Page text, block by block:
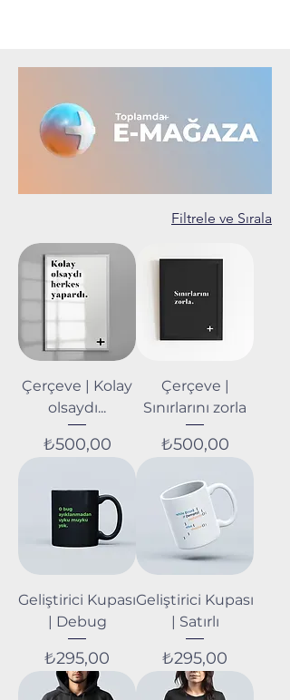
Filtrele ve Sırala
Çerçeve | Kolay
olsaydı...
Fiyat
₺500,00
Çerçeve |
Sınırlarını zorla
Fiyat
₺500,00
Geliştirici Kupası
| Debug
Fiyat
₺295,00
Geliştirici Kupası
| Satırlı
Fiyat
₺295,00